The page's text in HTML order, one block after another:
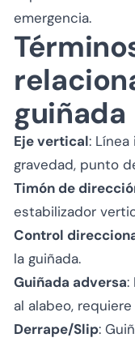
emergencia.
guiñada
Eje vertical:
gravedad, punto
Timón de
estabilizador
Control
la guiñada.
Guiñada adversa:
al alabeo,
Derrape/Slip: